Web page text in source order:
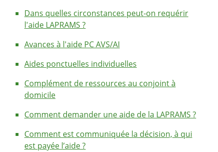
Dans quelles circonstances peut-on requérir
l'aide LAPRAMS ?
Avances à l'aide PC AVS/AI
Aides ponctuelles individuelles
Complément de ressources au conjoint à
domicile
Comment demander une aide de la LAPRAMS ?
Comment est communiquée la décision, à qui
est payée l’aide ?